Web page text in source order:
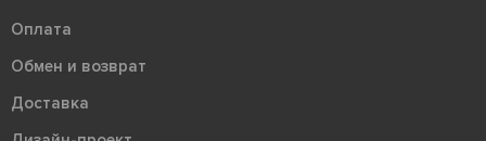
Оплата
Обмен и возврат
Доставка